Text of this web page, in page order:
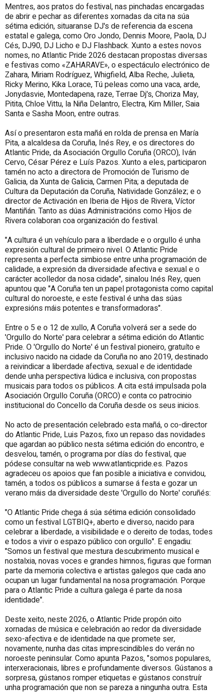
Mentres, aos pratos do festival, nas pinchadas encargadas
de abrir e pechar as diferentes xornadas da cita na súa
sétima edición, situaranse DJ's de referencia da escena
estatal e galega, como Oro Jondo, Dennis Moore, Paola, DJ
Cés, DJ90, DJ Licho e DJ Flashback. Xunto a estes novos
nomes, no Atlantic Pride 2026 destacan propostas diversas
e festivas como «ZAHARAVE», o espectáculo electrónico de
Zahara, Miriam Rodríguez, Whigfield, Alba Reche, Julieta,
Ricky Merino, Kika Lorace, Tú peleas como una vaca, arde,
Jonydasvie, Montedapena, raze, Terrae Dj's, Choriza May,
Pitita, Chloe Vittu, la Niña Delantro, Electra, Kim Miller, Saia
Santa e Sasha Moon, entre outras.
Así o presentaron esta mañá en rolda de prensa en María
Pita, a alcaldesa da Coruña, Inés Rey, e os directores do
Atlantic Pride, da Asociación Orgullo Coruña (ORCO), Iván
Cervo, César Pérez e Luís Pazos. Xunto a eles, participaron
tamén no acto a directora de Promoción de Turismo de
Galicia, da Xunta de Galicia, Carmen Pita; a deputada de
Cultura da Deputación da Coruña, Natividade González; e o
director de Activación en Iberia de Hijos de Rivera, Víctor
Mantiñán. Tanto as dúas Administracións como Hijos de
Rivera colaboran coa organización do festival.
"A cultura é un vehículo para a liberdade e o orgullo é unha
expresión cultural de primeiro nivel. O Atlantic Pride
representa a perfecta simbiose entre unha programación de
calidade, a expresión da diversidade afectiva e sexual e o
carácter acolledor da nosa cidade", sinalou Inés Rey, quen
apuntou que "A Coruña ten un papel protagonista como capital
cultural do noroeste, e este festival é unha das súas
expresións máis potentes e transformadoras".
Entre o 5 e o 12 de xullo, A Coruña volverá ser a sede do
'Orgullo do Norte' para celebrar a sétima edición do Atlantic
Pride. O 'Orgullo do Norte' é un festival pioneiro, gratuíto e
inclusivo nacido na cidade da Coruña no ano 2019, destinado
a reivindicar a liberdade afectiva, sexual e de identidade
dende unha perspectiva lúdica e inclusiva, con propostas
musicais para todos os públicos. A cita está impulsada pola
Asociación Orgullo Coruña (ORCO) e conta co patrocinio
institucional do Concello da Coruña desde os seus inicios.
No acto de presentación celebrado esta mañá, o co-director
do Atlantic Pride, Luis Pazos, fixo un repaso das novidades
que agardan ao público nesta sétima edición do encontro, e
desvelou, tamén, o programa por días do festival, que
pódese consultar na web www.atlanticpride.es. Pazos
agradeceu os apoios que fan posible a iniciativa e convidou,
tamén, a todos os públicos a sumarse á festa e gozar un
verano máis da diversidade deste 'Orgullo do Norte' coruñés:
"O Atlantic Pride chega á súa sétima edición consolidado
como un festival LGTBIQ+, aberto e diverso, nacido para
celebrar a liberdade, a visibilidade e o dereito de todas, todes
e todos a vivir o espazo público con orgullo". E engadiu:
"Somos un festival que mestura descubrimento musical e
nostalxia, novas voces e grandes himnos, figuras que forman
parte da memoria colectiva e artistas galegos que cada ano
ocupan un lugar fundamental na nosa programación. Porque
para o Atlantic Pride a cultura galega é parte da nosa
identidade".
Deste xeito, neste 2026, o Atlantic Pride propón oito
xornadas de música e celebración ao redor da diversidade
sexo-afectiva e de identidade na que promete ser,
novamente, nunha das citas imprescindibles do verán no
noroeste peninsular. Como apunta Pazos, "somos populares,
interxeracionais, libres e profundamente diversos. Gústanos a
sorpresa, gústanos romper etiquetas e gústanos construír
unha programación que non se pareza a ningunha outra. Esta